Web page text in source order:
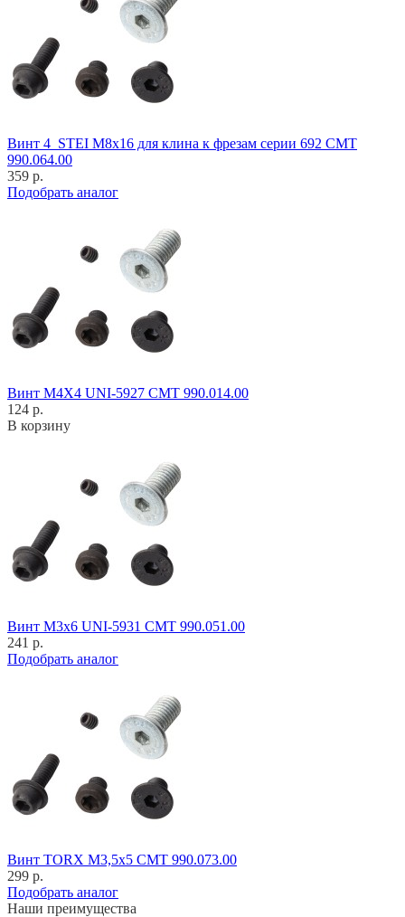
Винт 4_STEI M8x16 для клина к фрезам серии 692 CMT
990.064.00
359 р.
Подобрать аналог
Винт M4X4 UNI-5927 CMT 990.014.00
124 р.
В корзину
Винт M3x6 UNI-5931 CMT 990.051.00
241 р.
Подобрать аналог
Винт TORX M3,5x5 CMT 990.073.00
299 р.
Подобрать аналог
Наши преимущества